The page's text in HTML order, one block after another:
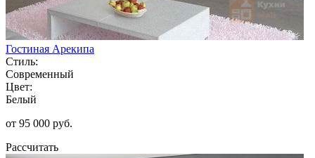
Гостиная Арекипа
Стиль:
Современный
Цвет:
Белый
от 95 000 руб.
Рассчитать